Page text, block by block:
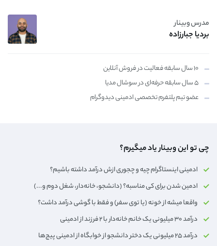
مدرس وبینار
بردیا جبارزاده
۱۰ سال سابقه فعالیت در فروش آنلاین
۵ سال سابقه حرفه‌ای در سوشال مدیا
عضو تیم پلتفرم تخصصی ادمینی دیدوگرام
چی تو این وبینار یاد میگیرم؟
ادمینی اینستاگرام چیه و چجوری ازش درآمد داشته باشیم؟
ادمین شدن برای کی مناسبه؟ (دانشجو، خانه‌دار،‌ شغل دوم و...)
واقعا میشه از خونه (یا توی سفر) و فقط با گوشی درآمد داشت؟
درآمد ۳۰ میلیونی یک خانم خانه‌دار با ۲ فرزند از ادمینی
درآمد ۲۵ میلیونی یک دختر دانشجو از خوابگاه از ادمینی پیج‌ها